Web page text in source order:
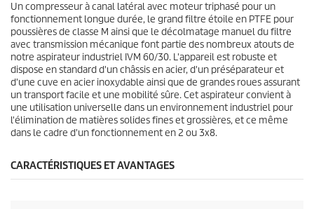
c
e
.
Un compresseur à canal latéral avec moteur triphasé pour un
fonctionnement longue durée, le grand filtre étoile en PTFE pour
poussières de classe M ainsi que le décolmatage manuel du filtre
avec transmission mécanique font partie des nombreux atouts de
notre aspirateur industriel IVM 60/30. L'appareil est robuste et
dispose en standard d'un châssis en acier, d'un préséparateur et
d'une cuve en acier inoxydable ainsi que de grandes roues assurant
un transport facile et une mobilité sûre. Cet aspirateur convient à
une utilisation universelle dans un environnement industriel pour
l'élimination de matières solides fines et grossières, et ce même
dans le cadre d'un fonctionnement en 2 ou 3x8.
CARACTÉRISTIQUES ET AVANTAGES